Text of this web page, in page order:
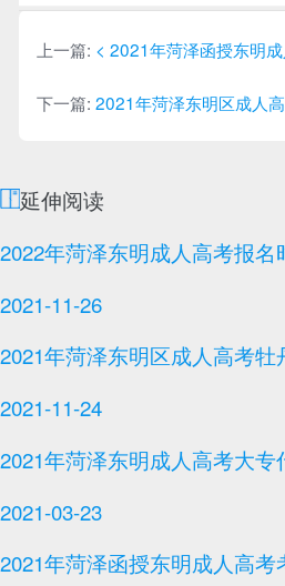
李
师
上一篇: < 2021年菏泽函授东明
下一篇:2021年菏泽东明区成人
延伸阅读
2022年菏泽东明成人高考报名
2021-11-26
2021年菏泽东明区成人高考牡
2021-11-24
2021年菏泽东明成人高考大专
2021-03-23
2021年菏泽函授东明成人高考